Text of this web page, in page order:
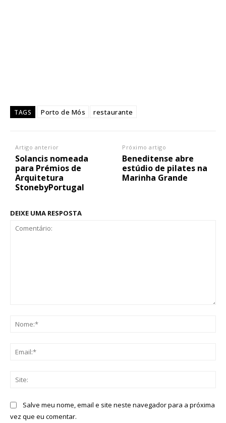
TAGS Porto de Mós restaurante
Artigo anterior
Solancis nomeada
para Prémios de
Arquitetura
StonebyPortugal
Próximo artigo
Beneditense abre
estúdio de pilates na
Marinha Grande
DEIXE UMA RESPOSTA
Salve meu nome, email e site neste navegador para a próxima
vez que eu comentar.